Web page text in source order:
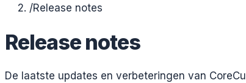
/Release notes
Release notes
De laatste updates en verbeteringen van